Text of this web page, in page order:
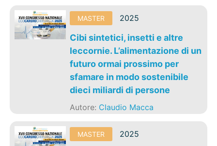
MASTER 2025
Cibi sintetici, insetti e altre
leccornie. L’alimentazione di un
futuro ormai prossimo per
sfamare in modo sostenibile
dieci miliardi di persone
Autore: Claudio Macca
MASTER 2025